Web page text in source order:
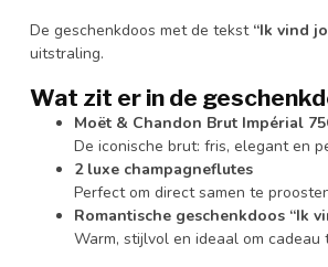
De geschenkdoos met de tekst “Ik vind
uitstraling.
Wat zit er in de
Moët & Chandon Brut Impérial
De iconische brut: fris, elegant en
2 luxe champagneflutes
Perfect om direct samen te
Romantische geschenkdoos “Ik
Warm, stijlvol en ideaal om cadeau